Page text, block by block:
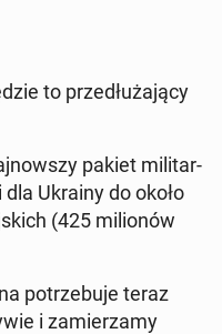
to prze­dłu­ża­ją­cy
pakiet mi­li­tar­
Ukrainy do około
(425 mi­lio­nów
po­trze­bu­je teraz
i za­mie­rza­my